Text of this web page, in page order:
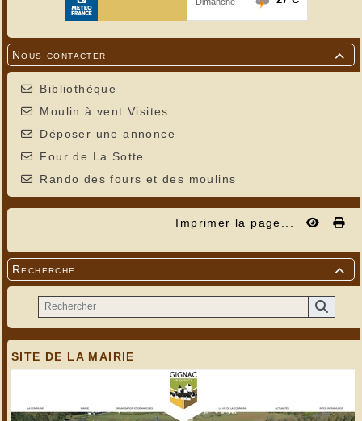

Nous contacter
Bibliothèque
Moulin à vent Visites
Déposer une annonce
Four de La Sotte
Rando des fours et des moulins
Imprimer la page...

Recherche
SITE DE LA MAIRIE